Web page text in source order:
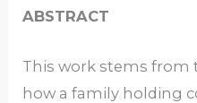
ABSTRACT
This work stems from
how a family holding